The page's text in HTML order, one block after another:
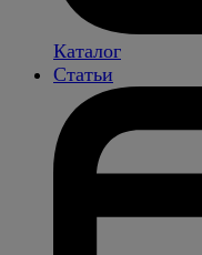
Каталог
Статьи